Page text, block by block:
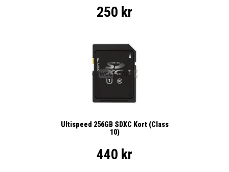
250 kr
Ultispeed 256GB SDXC Kort (Class
10)
440 kr